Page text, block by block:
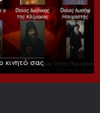
κινητό σας